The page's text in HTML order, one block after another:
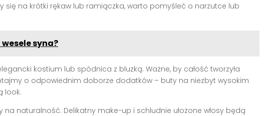
się na krótki rękaw lub ramiączka, warto pomyśleć o narzutce lub
syna?
kostium lub spódnica z bluzką. Ważne, by całość tworzyła
o odpowiednim doborze dodatków – buty na niezbyt wysokim
look.
na naturalność. Delikatny make-up i schludnie ułożone włosy będą